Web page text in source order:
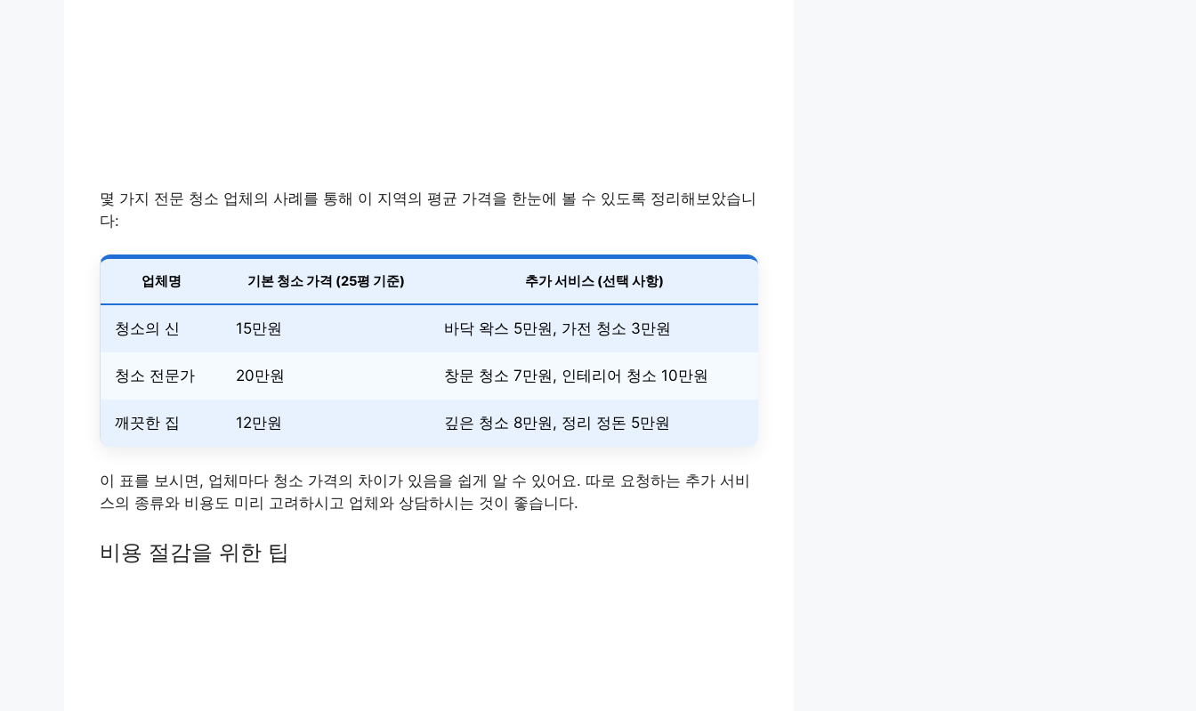
몇 가지 전문 청소 업체의 사례를 통해 이 지역의 평균 가격을 한눈에 볼 수 있도록 정리해보았습니
다:
업체명 기본 청소 가격 (25평 기준) 추가 서비스 (선택 사항)
청소의 신 15만원 바닥 왁스 5만원, 가전 청소 3만원
청소 전문가 20만원 창문 청소 7만원, 인테리어 청소 10만원
깨끗한 집 12만원 깊은 청소 8만원, 정리 정돈 5만원
이 표를 보시면, 업체마다 청소 가격의 차이가 있음을 쉽게 알 수 있어요. 따로 요청하는 추가 서비
스의 종류와 비용도 미리 고려하시고 업체와 상담하시는 것이 좋습니다.
비용 절감을 위한 팁